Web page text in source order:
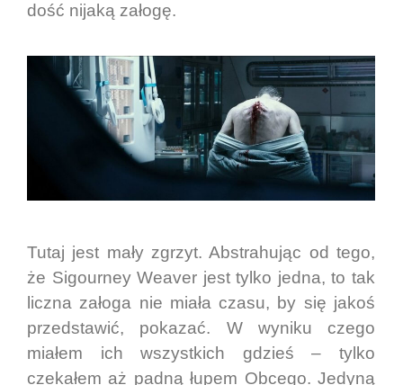
dość nijaką załogę.
Tutaj jest mały zgrzyt. Abstrahując od tego,
że Sigourney Weaver jest tylko jedna, to tak
liczna załoga nie miała czasu, by się jakoś
przedstawić, pokazać. W wyniku czego
miałem ich wszystkich gdzieś – tylko
czekałem aż padną łupem Obcego. Jedyną